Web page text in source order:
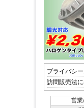
プライバシ
訪問販売法